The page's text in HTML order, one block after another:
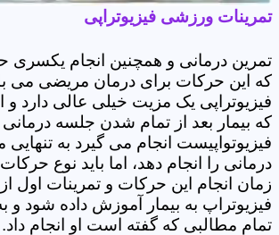
تمرینات ورزشی فیزیوتراپی
تمرین درمانی و همچنین انجام
که این حرکات برای درمان مریضی می
فیزیوتراپی یک مزیت خیلی عالی دارد
که بیمار بعد از تمام شدن جلسه
فیزیوتواپیست انجام می گیرد به
درمانی را انجام دهد، اما باید نوع
زمان انجام این حرکات و تمرینات اول
فیزیوتراپ به بیمار آموزش داده شود و
تمام مطالبی که گفته است او انجام داد.